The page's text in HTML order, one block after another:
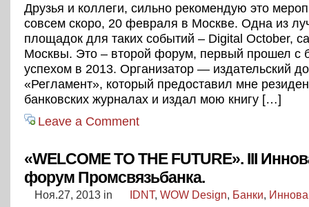
Друзья и коллеги, сильно рекомендую это
совсем скоро, 20 февраля в Москве. Одна из
площадок для таких событий – Digital October,
Москвы. Это – второй форум, первый прошел с
успехом в 2013. Организатор — издательский
«Регламент», который предоставил мне
банковских журналах и издал мою книгу […]
Leave a Comment
«WELCOME TO THE FUTURE». III
форум Промсвязьбанка.
Ноя.27, 2013 in IDNT, WOW Design, Банки,